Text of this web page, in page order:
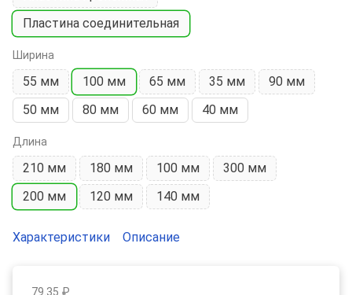
Пластина соединительная
Ширина
55 мм 100 мм 65 мм 35 мм
90 мм
50 мм
80 мм 60 мм 40 мм
Длина
210 мм 180 мм 100 мм
300 мм
200 мм
120 мм 140 мм
Характеристики Описание
79.35 ₽